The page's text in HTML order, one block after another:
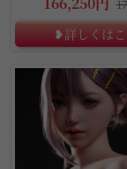
❥詳しくは
5%OFF